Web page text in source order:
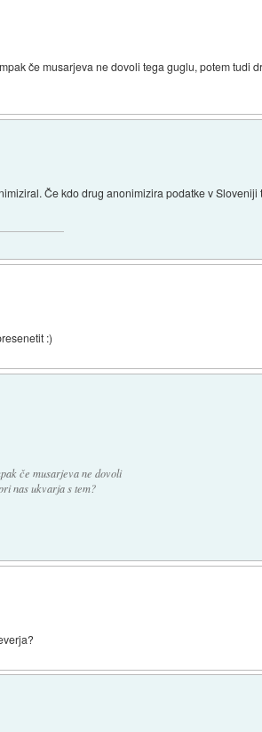
če musarjeva ne dovoli tega guglu, potem tudi
Če kdo drug anonimizira podatke v
:)
če musarjeva ne dovoli
nas ukvarja s tem?